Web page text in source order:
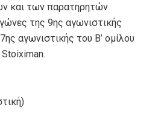
και των παρατηρητών
της 9ης αγωνιστικής
αγωνιστικής του Β’ ομίλου